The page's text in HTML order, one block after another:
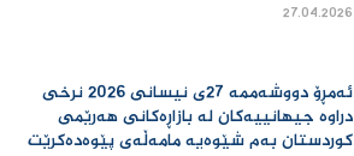
27.04.2026
ئەمڕۆ دووشەممە 27ی نیسانی 2026 نرخی
دراوە جیهانییەكان لە بازاڕەكانی هەرێمی
كوردستان بەم شێوەیە مامەڵەی پێوەدەكرێت